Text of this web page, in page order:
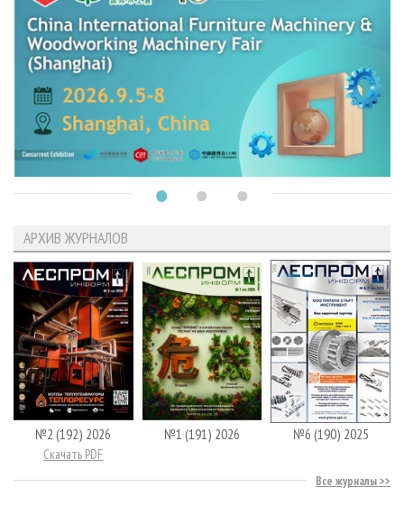
АРХИВ ЖУРНАЛОВ
№2 (192) 2026
Скачать PDF
№1 (191) 2026 №6 (190) 2025
Все журналы